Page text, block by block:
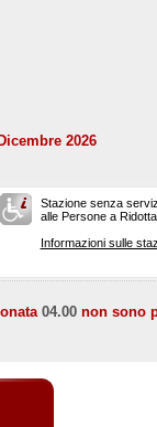
2026
Stazione senza
alle Persone a
Informazioni sulle
04.00 non sono